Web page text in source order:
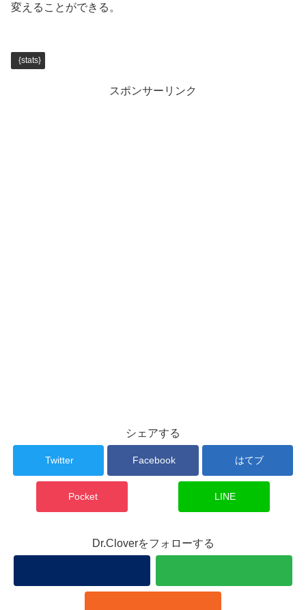
変えることができる。
{stats}
スポンサーリンク
シェアする
Twitter Facebook はてブ
Pocket LINE
Dr.Cloverをフォローする